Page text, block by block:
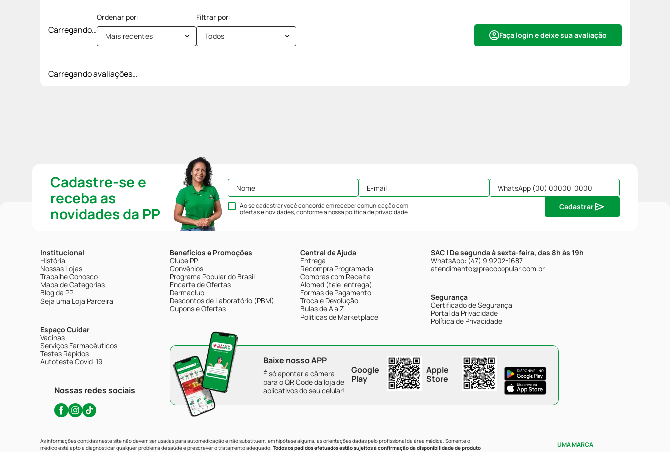
Carregando… Faça login e deixe sua avaliação
Mais recentes Todos
Carregando avaliações…
Cadastre-se e
receba as
novidades da PP
Ao se cadastrar você concorda em receber comunicação com
ofertas e novidades, conforme a nossapolítica de privacidade.
Cadastrar
Institucional
História
Nossas Lojas
Trabalhe Conosco
Mapa de Categorias
Blog da PP
Seja uma Loja Parceira
Espaço Cuidar
Vacinas
Serviços Farmacêuticos
Testes Rápidos
Autoteste Covid-19
Nossas redes sociais
Benefícios e Promoções
Clube PP
Convênios
Programa Popular do Brasil
Encarte de Ofertas
Dermaclub
Descontos de Laboratório (PBM)
Cupons e Ofertas
Central de Ajuda
Entrega
Recompra Programada
Compras com Receita
Alomed (tele-entrega)
Formas de Pagamento
Troca e Devolução
Bulas de A a Z
Políticas de Marketplace
SAC | De segunda à sexta-feira, das 8h às 19h
WhatsApp: (47) 9 9202-1687
atendimento@precopopular.com.br
Segurança
Certificado de Segurança
Portal da Privacidade
Política de Privacidade
Baixe nosso APP
É só apontar a câmera
para o QR Code da loja de
aplicativos do seu celular!
Google
Play
Apple
Store
As informações contidas neste site não devem ser usadas para automedicação e não substituem, em hipótese alguma, as orientações dadas pelo profissional da área médica. Somente o
médico está apto a diagnosticar qualquer problema de saúde e prescrever o tratamento adequado. Todos os pedidos efetuados estão sujeitos à confirmação da disponibilidade de produto
UMA MARCA